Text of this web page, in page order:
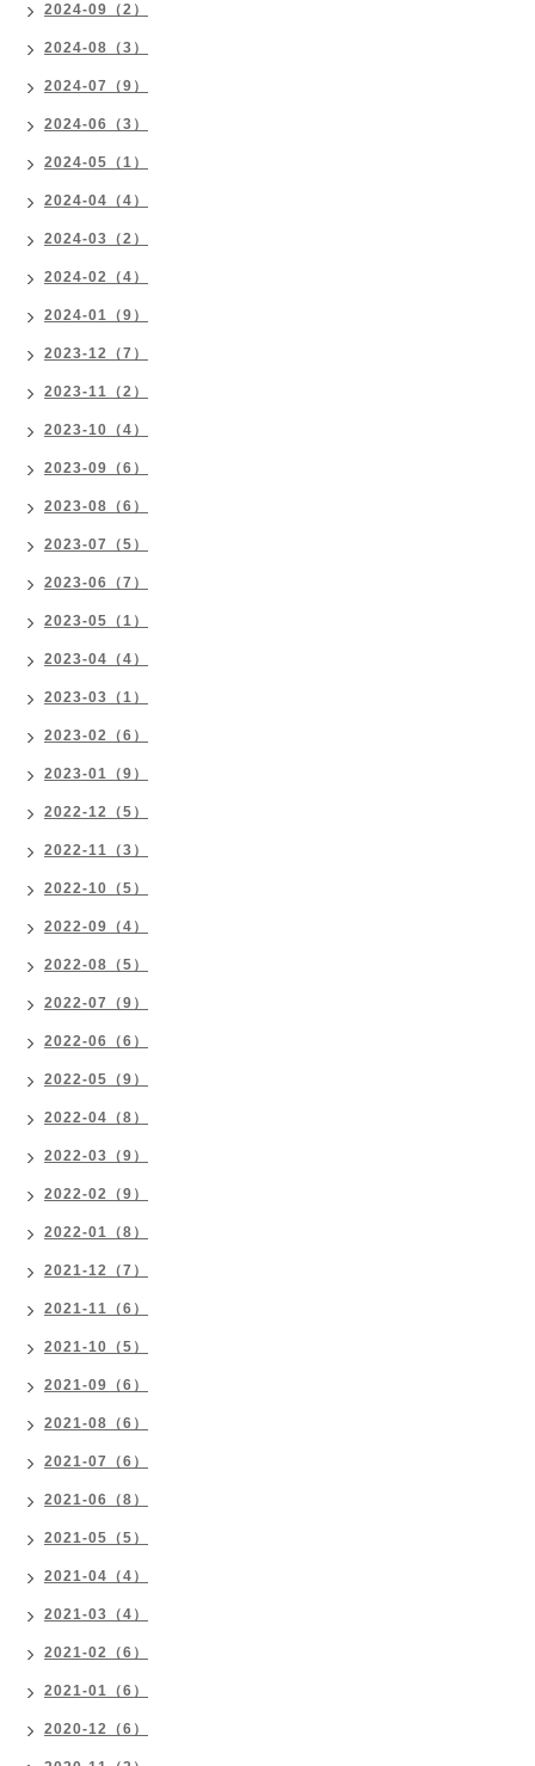
2024-09（2）
2024-08（3）
2024-07（9）
2024-06（3）
2024-05（1）
2024-04（4）
2024-03（2）
2024-02（4）
2024-01（9）
2023-12（7）
2023-11（2）
2023-10（4）
2023-09（6）
2023-08（6）
2023-07（5）
2023-06（7）
2023-05（1）
2023-04（4）
2023-03（1）
2023-02（6）
2023-01（9）
2022-12（5）
2022-11（3）
2022-10（5）
2022-09（4）
2022-08（5）
2022-07（9）
2022-06（6）
2022-05（9）
2022-04（8）
2022-03（9）
2022-02（9）
2022-01（8）
2021-12（7）
2021-11（6）
2021-10（5）
2021-09（6）
2021-08（6）
2021-07（6）
2021-06（8）
2021-05（5）
2021-04（4）
2021-03（4）
2021-02（6）
2021-01（6）
2020-12（6）